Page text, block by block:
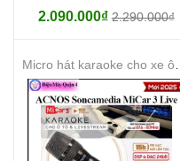
2.090.000₫2.290.000₫